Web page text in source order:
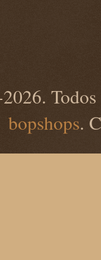
Todos
bopshops.